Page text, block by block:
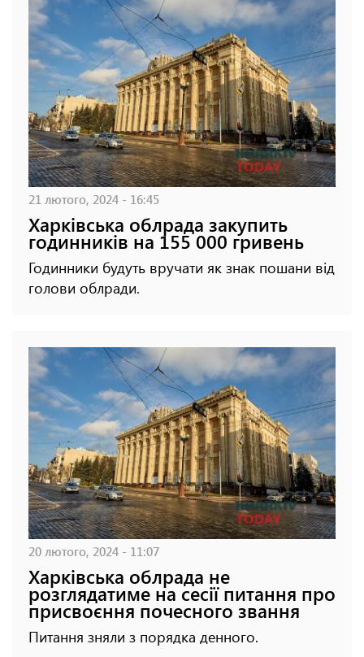
21 лютого, 2024 - 16:45
Харківська облрада закупить
годинників на 155 000 гривень
Годинники будуть вручати як знак пошани від
голови облради.
20 лютого, 2024 - 11:07
Харківська облрада не
розглядатиме на сесії питання про
присвоєння почесного звання
Питання зняли з порядка денного.